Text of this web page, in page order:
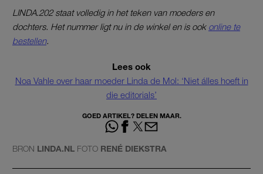
LINDA.202 staat volledig in het teken van moeders en
dochters. Het nummer ligt nu in de winkel en is ook online te
bestellen.
Lees ook
Noa Vahle over haar moeder Linda de Mol: ‘Niet álles hoeft in
die editorials’
GOED ARTIKEL? DELEN MAAR.
BRON LINDA.NL FOTO RENÉ DIEKSTRA